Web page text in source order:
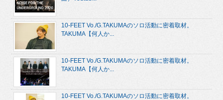
10-FEET Vo./G.TAKUMAのソロ活動に密着取材。
TAKUMA【何人か...
10-FEET Vo./G.TAKUMAのソロ活動に密着取材。
TAKUMA【何人か...
10-FEET Vo./G.TAKUMAのソロ活動に密着取材。